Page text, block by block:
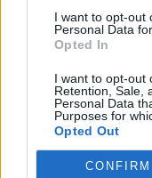
I want to opt-out
Personal Data
Opted In
I want to opt-out
Retention, Sale,
Personal Data
Purposes for
Opted Out
CONFIRM
Chega exige solução
médicos do distrito de
O deputado do
Governo para,...
6 Agosto, 2026 - 12:02